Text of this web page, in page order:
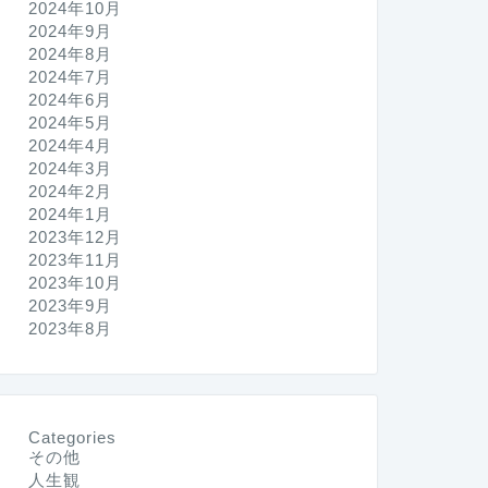
2024年10月
2024年9月
2024年8月
2024年7月
2024年6月
2024年5月
2024年4月
2024年3月
2024年2月
2024年1月
2023年12月
2023年11月
2023年10月
2023年9月
2023年8月
Categories
その他
人生観